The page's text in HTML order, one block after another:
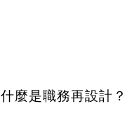
什麼是職務再設計？